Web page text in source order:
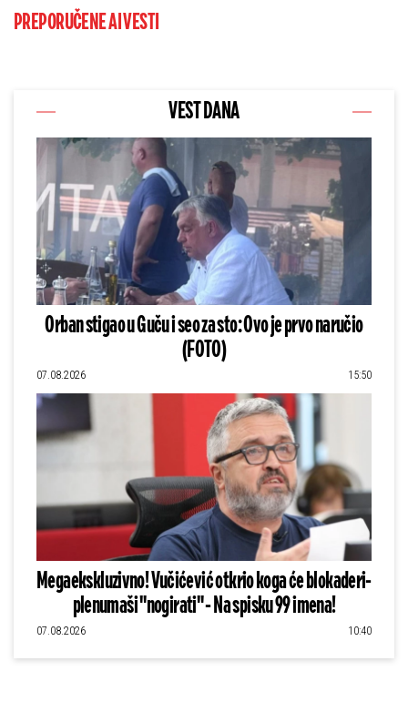
PREPORUČENE AI VESTI
VEST DANA
Orban stigao u Guču i seo za sto: Ovo je prvo naručio
(FOTO)
07.08.2026 15:50
Megaekskluzivno! Vučićević otkrio koga će blokaderi-
plenumaši "nogirati" - Na spisku 99 imena!
07.08.2026 10:40